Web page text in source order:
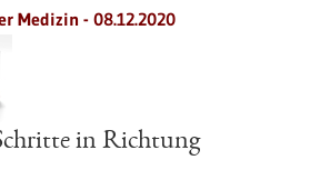
Medizin - 08.12.2020
in Richtung